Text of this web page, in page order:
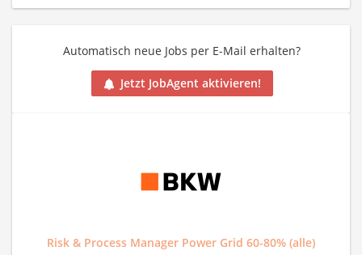
Automatisch neue Jobs per E-Mail erhalten?
Jetzt JobAgent aktivieren!
Risk & Process Manager Power Grid 60-80% (alle)